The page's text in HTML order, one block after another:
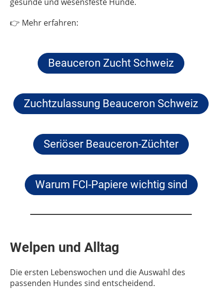
👉 Mehr erfahren:
Beauceron Zucht Schweiz
Zuchtzulassung Beauceron Schweiz
Seriöser Beauceron-Züchter
Warum FCI-Papiere wichtig sind
Welpen und Alltag
Die ersten Lebenswochen und die Auswahl des
passenden Hundes sind entscheidend.